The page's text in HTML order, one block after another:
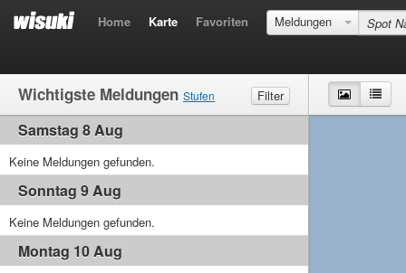
Home Karte Favoriten Meldungen
Wichtigste Meldungen Stufen
Filter
Wind
Wellen
Samstag 8 Aug
Keine Meldungen gefunden.
Sonntag 9 Aug
Keine Meldungen gefunden.
Montag 10 Aug
Karte